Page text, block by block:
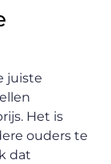
juiste
Het is
ouders te
dat